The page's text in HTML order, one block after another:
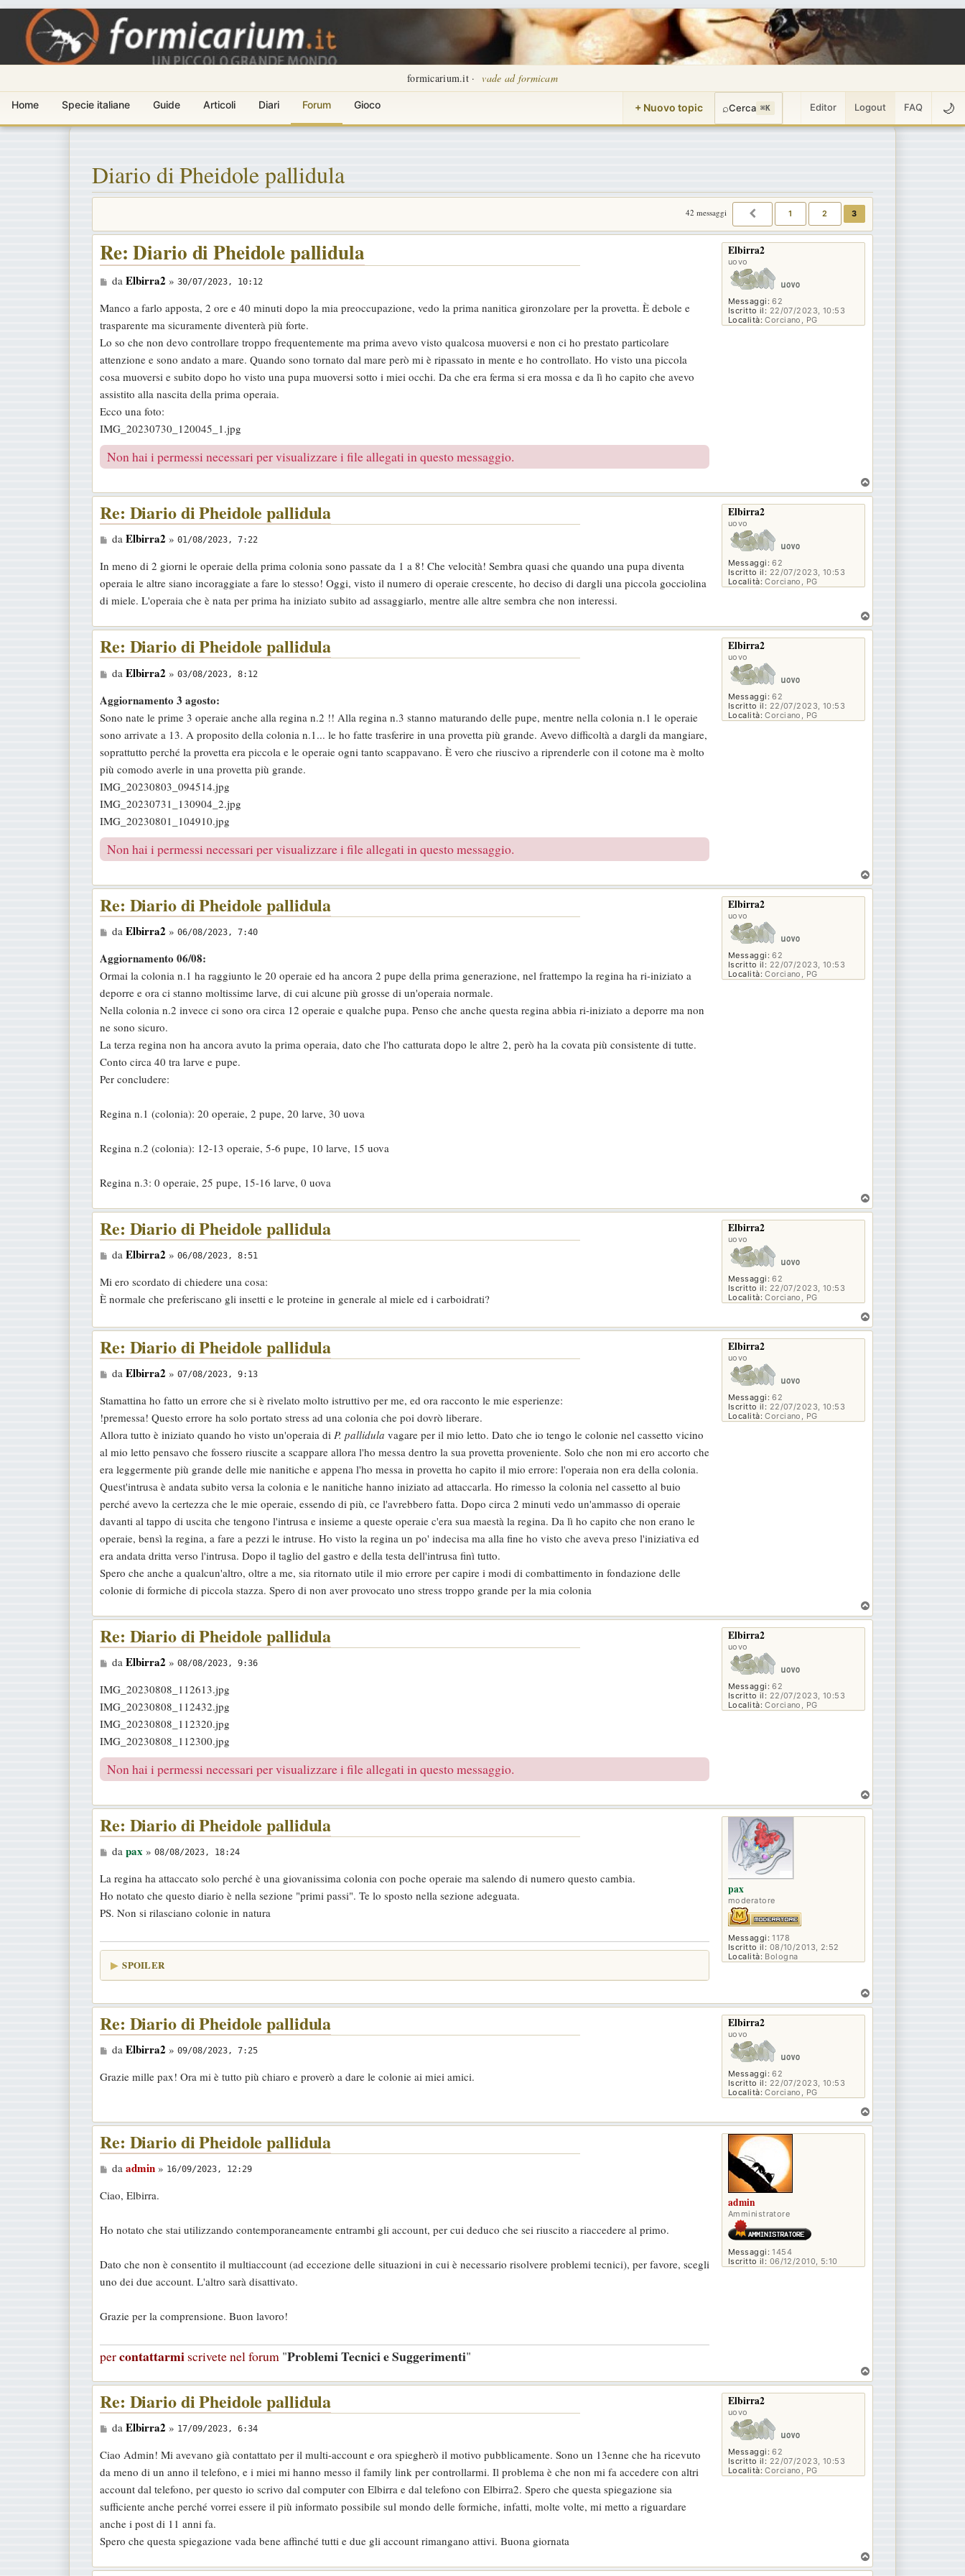
formicarium.it · vade ad formicam
Home Specie italiane Guide Articoli Diari Forum Gioco + Nuovo topic ⌕Cerca ⌘K Editor Logout FAQ 🌙
Diario di Pheidole pallidula
42 messaggi PRECEDENTE
1 2 3
Elbirra2
uovo
Messaggi: 62
Iscritto il: 22/07/2023, 10:53
Località: Corciano, PG
Re: Diario di Pheidole pallidula
M
s
s
a
g
g
i
o
da Elbirra2 » 30/07/2023, 10:12
Manco a farlo apposta, 2 ore e 40 minuti dopo la mia preoccupazione, vedo la prima nanitica gironzolare per la provetta. È debole e
trasparente ma sicuramente diventerà più forte.
Lo so che non devo controllare troppo frequentemente ma prima avevo visto qualcosa muoversi e non ci ho prestato particolare
attenzione e sono andato a mare. Quando sono tornato dal mare però mi è ripassato in mente e ho controllato. Ho visto una piccola
cosa muoversi e subito dopo ho visto una pupa muoversi sotto i miei occhi. Da che era ferma si era mossa e da lì ho capito che avevo
assistito alla nascita della prima operaia.
Ecco una foto:
IMG_20230730_120045_1.jpg
Non hai i permessi necessari per visualizzare i file allegati in questo messaggio.
o
Elbirra2
uovo
Messaggi: 62
Iscritto il: 22/07/2023, 10:53
Località: Corciano, PG
Re: Diario di Pheidole pallidula
M
s
s
a
g
g
i
o
da Elbirra2 » 01/08/2023, 7:22
In meno di 2 giorni le operaie della prima colonia sono passate da 1 a 8! Che velocità! Sembra quasi che quando una pupa diventa
operaia le altre siano incoraggiate a fare lo stesso! Oggi, visto il numero di operaie crescente, ho deciso di dargli una piccola gocciolina
di miele. L'operaia che è nata per prima ha iniziato subito ad assaggiarlo, mentre alle altre sembra che non interessi.
o
Elbirra2
uovo
Messaggi: 62
Iscritto il: 22/07/2023, 10:53
Località: Corciano, PG
Re: Diario di Pheidole pallidula
M
s
s
a
g
g
i
o
da Elbirra2 » 03/08/2023, 8:12
Aggiornamento 3 agosto:
Sono nate le prime 3 operaie anche alla regina n.2 !! Alla regina n.3 stanno maturando delle pupe, mentre nella colonia n.1 le operaie
sono arrivate a 13. A proposito della colonia n.1... le ho fatte trasferire in una provetta più grande. Avevo difficoltà a dargli da mangiare,
soprattutto perché la provetta era piccola e le operaie ogni tanto scappavano. È vero che riuscivo a riprenderle con il cotone ma è molto
più comodo averle in una provetta più grande.
IMG_20230803_094514.jpg
IMG_20230731_130904_2.jpg
IMG_20230801_104910.jpg
Non hai i permessi necessari per visualizzare i file allegati in questo messaggio.
o
Elbirra2
uovo
Messaggi: 62
Iscritto il: 22/07/2023, 10:53
Località: Corciano, PG
Re: Diario di Pheidole pallidula
M
s
s
a
g
g
i
o
da Elbirra2 » 06/08/2023, 7:40
Aggiornamento 06/08:
Ormai la colonia n.1 ha raggiunto le 20 operaie ed ha ancora 2 pupe della prima generazione, nel frattempo la regina ha ri-iniziato a
deporre e ora ci stanno moltissime larve, di cui alcune più grosse di un'operaia normale.
Nella colonia n.2 invece ci sono ora circa 12 operaie e qualche pupa. Penso che anche questa regina abbia ri-iniziato a deporre ma non
ne sono sicuro.
La terza regina non ha ancora avuto la prima operaia, dato che l'ho catturata dopo le altre 2, però ha la covata più consistente di tutte.
Conto circa 40 tra larve e pupe.
Per concludere:
Regina n.1 (colonia): 20 operaie, 2 pupe, 20 larve, 30 uova
Regina n.2 (colonia): 12-13 operaie, 5-6 pupe, 10 larve, 15 uova
Regina n.3: 0 operaie, 25 pupe, 15-16 larve, 0 uova
o
Elbirra2
uovo
Messaggi: 62
Iscritto il: 22/07/2023, 10:53
Località: Corciano, PG
Re: Diario di Pheidole pallidula
M
s
s
g
g
da Elbirra2 » 06/08/2023, 8:51
Mi ero scordato di chiedere una cosa:
È normale che preferiscano gli insetti e le proteine in generale al miele ed i carboidrati?
o
Elbirra2
uovo
Messaggi: 62
Iscritto il: 22/07/2023, 10:53
Località: Corciano, PG
Re: Diario di Pheidole pallidula
M
s
s
a
g
g
i
o
da Elbirra2 » 07/08/2023, 9:13
Stamattina ho fatto un errore che si è rivelato molto istruttivo per me, ed ora racconto le mie esperienze:
!premessa! Questo errore ha solo portato stress ad una colonia che poi dovrò liberare.
Allora tutto è iniziato quando ho visto un'operaia di P. pallidula vagare per il mio letto. Dato che io tengo le colonie nel cassetto vicino
al mio letto pensavo che fossero riuscite a scappare allora l'ho messa dentro la sua provetta proveniente. Solo che non mi ero accorto che
era leggermente più grande delle mie nanitiche e appena l'ho messa in provetta ho capito il mio errore: l'operaia non era della colonia.
Quest'intrusa è andata subito versa la colonia e le nanitiche hanno iniziato ad attaccarla. Ho rimesso la colonia nel cassetto al buio
perché avevo la certezza che le mie operaie, essendo di più, ce l'avrebbero fatta. Dopo circa 2 minuti vedo un'ammasso di operaie
davanti al tappo di uscita che tengono l'intrusa e insieme a queste operaie c'era sua maestà la regina. Da lì ho capito che non erano le
operaie, bensì la regina, a fare a pezzi le intruse. Ho visto la regina un po' indecisa ma alla fine ho visto che aveva preso l'iniziativa ed
era andata dritta verso l'intrusa. Dopo il taglio del gastro e della testa dell'intrusa finì tutto.
Spero che anche a qualcun'altro, oltre a me, sia ritornato utile il mio errore per capire i modi di combattimento in fondazione delle
colonie di formiche di piccola stazza. Spero di non aver provocato uno stress troppo grande per la mia colonia
o
Elbirra2
uovo
Messaggi: 62
Iscritto il: 22/07/2023, 10:53
Località: Corciano, PG
Re: Diario di Pheidole pallidula
M
s
s
a
g
g
i
da Elbirra2 » 08/08/2023, 9:36
IMG_20230808_112613.jpg
IMG_20230808_112432.jpg
IMG_20230808_112320.jpg
IMG_20230808_112300.jpg
Non hai i permessi necessari per visualizzare i file allegati in questo messaggio.
o
pax
moderatore
Messaggi: 1178
Iscritto il: 08/10/2013, 2:52
Località: Bologna
Re: Diario di Pheidole pallidula
M
s
s
a
g
i
da pax» 08/08/2023, 18:24
La regina ha attaccato solo perché è una giovanissima colonia con poche operaie ma salendo di numero questo cambia.
Ho notato che questo diario è nella sezione "primi passi". Te lo sposto nella sezione adeguata.
PS. Non si rilasciano colonie in natura
SPOILER
o
Elbirra2
uovo
Messaggi: 62
Iscritto il: 22/07/2023, 10:53
Località: Corciano, PG
Re: Diario di Pheidole pallidula
M
s
g
g
da Elbirra2 » 09/08/2023, 7:25
Grazie mille pax! Ora mi è tutto più chiaro e proverò a dare le colonie ai miei amici.
o
admin
Amministratore
Messaggi: 1454
Iscritto il: 06/12/2010, 5:10
Re: Diario di Pheidole pallidula
M
s
a
g
i
da admin» 16/09/2023, 12:29
Ciao, Elbirra.
Ho notato che stai utilizzando contemporaneamente entrambi gli account, per cui deduco che sei riuscito a riaccedere al primo.
Dato che non è consentito il multiaccount (ad eccezione delle situazioni in cui è necessario risolvere problemi tecnici), per favore, scegli
uno dei due account. L'altro sarà disattivato.
Grazie per la comprensione. Buon lavoro!
percontattarmi scrivete nel forum "Problemi Tecnici e Suggerimenti"
o
Elbirra2
uovo
Messaggi: 62
Iscritto il: 22/07/2023, 10:53
Località: Corciano, PG
Re: Diario di Pheidole pallidula
M
s
s
a
g
g
i
o
da Elbirra2 » 17/09/2023, 6:34
Ciao Admin! Mi avevano già contattato per il multi-account e ora spiegherò il motivo pubblicamente. Sono un 13enne che ha ricevuto
da meno di un anno il telefono, e i miei mi hanno messo il family link per controllarmi. Il problema è che non mi fa accedere con altri
account dal telefono, per questo io scrivo dal computer con Elbirra e dal telefono con Elbirra2. Spero che questa spiegazione sia
sufficiente anche perché vorrei essere il più informato possibile sul mondo delle formiche, infatti, molte volte, mi metto a riguardare
anche i post di 11 anni fa.
Spero che questa spiegazione vada bene affinché tutti e due gli account rimangano attivi. Buona giornata
o